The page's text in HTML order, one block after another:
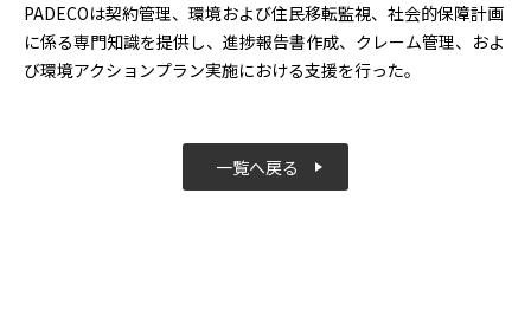
PADECOは契約管理、環境および住民移転監視、社会的保障計画
に係る専門知識を提供し、進捗報告書作成、クレーム管理、およ
び環境アクションプラン実施における支援を行った。
一覧へ戻る